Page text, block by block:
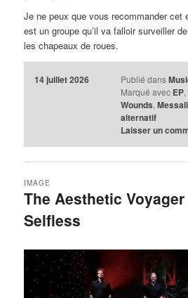
Je ne peux que vous recommander cet
est un groupe qu’il va falloir surveiller
les chapeaux de roues.
14 juillet 2026 Publié dans
Marqué avec EP,
Wounds,
alternatif
Laisser un
The Aesthetic Voyager
Selfless
IMAGE